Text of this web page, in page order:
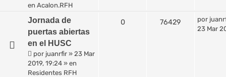
en Acalon.RFH
Jornada de
puertas abiertas
en el HUSC
por juanrfir » 23 Mar
2019, 19:24 » en
Residentes RFH
0 76429 por
23 Mar